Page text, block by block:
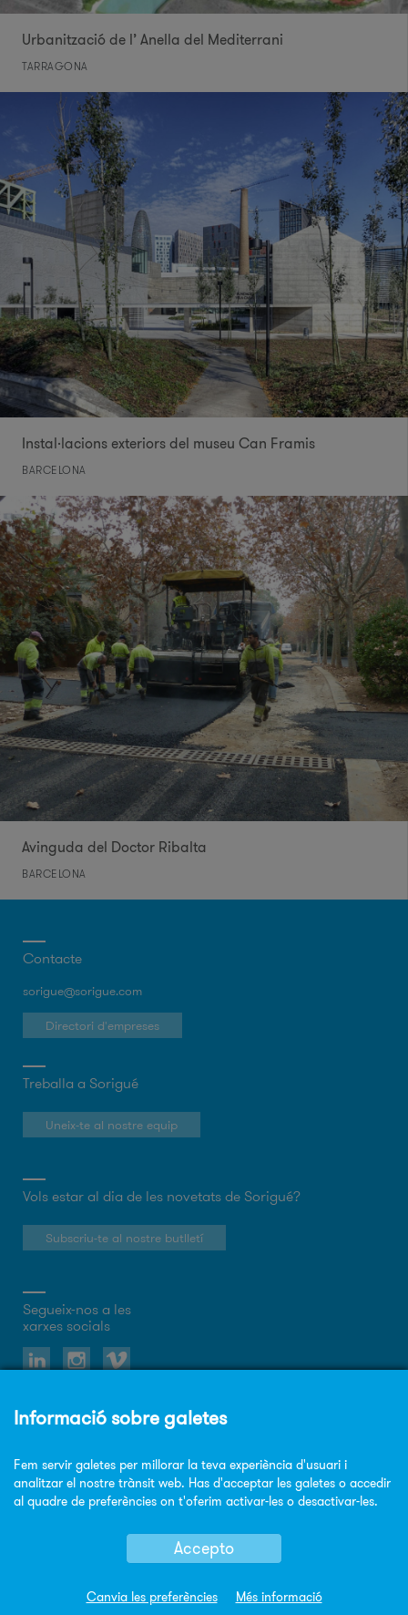
Urbanització de l’ Anella del Mediterrani
TARRAGONA
Instal·lacions exteriors del museu Can Framis
BARCELONA
Avinguda del Doctor Ribalta
BARCELONA
Contacte
sorigue@sorigue.com
Directori d'empreses
Treballa a Sorigué
Uneix-te al nostre equip
Vols estar al dia de les novetats de Sorigué?
Subscriu-te al nostre butlletí
Segueix-nos a les
xarxes socials
Política de privacitat
Política de cookies
© Copyright Sorigué 2026